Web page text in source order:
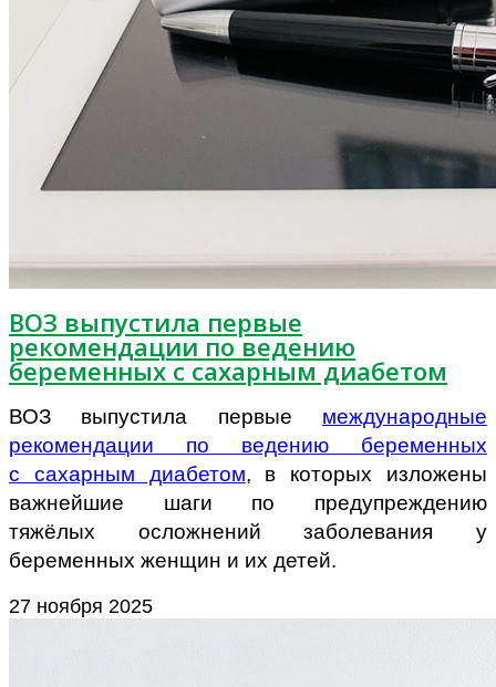
ВОЗ выпустила первые
рекомендации по ведению
беременных с сахарным диабетом
ВОЗ выпустила первые международные
рекомендации по ведению беременных
с сахарным диабетом, в которых изложены
важнейшие шаги по предупреждению
тяжёлых осложнений заболевания у
беременных женщин и их детей.
27 ноября 2025